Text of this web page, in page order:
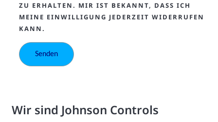
ZU ERHALTEN. MIR IST BEKANNT, DASS ICH
MEINE EINWILLIGUNG JEDERZEIT WIDERRUFEN
KANN.
Wir sind Johnson Controls